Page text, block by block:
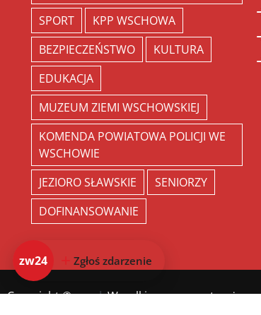
SPORT
KPP WSCHOWA
BEZPIECZEŃSTWO
KULTURA
EDUKACJA
MUZEUM ZIEMI WSCHOWSKIEJ
KOMENDA POWIATOWA POLICJI WE
WSCHOWIE
JEZIORO SŁAWSKIE
SENIORZY
DOFINANSOWANIE
Copyright ©zw.pl. Wszelkie prawa zastrzeżone.
zw24 Zgłoś zdarzenie